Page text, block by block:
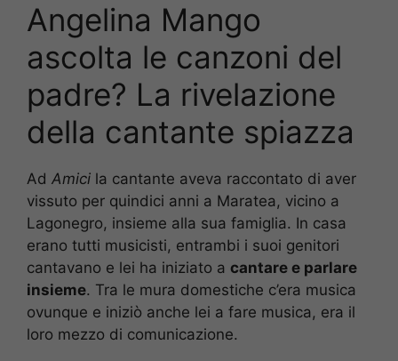
Angelina Mango
ascolta le canzoni del
padre? La rivelazione
della cantante spiazza
Ad Amici la cantante aveva raccontato di aver
vissuto per quindici anni a Maratea, vicino a
Lagonegro, insieme alla sua famiglia. In casa
erano tutti musicisti, entrambi i suoi genitori
cantavano e lei ha iniziato a cantare e parlare
insieme. Tra le mura domestiche c’era musica
ovunque e iniziò anche lei a fare musica, era il
loro mezzo di comunicazione.